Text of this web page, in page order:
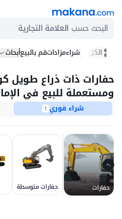
البحث حسب العلامة التجارية
الكل شراءمزاداتقم بالبيعأبحاث
حفارات ذات ذراع طويل
ومستعملة للبيع في
شراء فوري 1
حفارات حفارات متوسطة